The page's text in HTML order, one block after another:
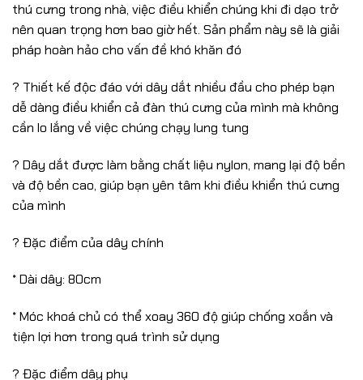
thú cưng trong nhà, việc điều khiển chúng khi đi dạo trở
nên quan trọng hơn bao giờ hết. Sản phẩm này sẽ là giải
pháp hoàn hảo cho vấn đề khó khăn đó
? Thiết kế độc đáo với dây dắt nhiều đầu cho phép bạn
dễ dàng điều khiển cả đàn thú cưng của mình mà không
cần lo lắng về việc chúng chạy lung tung
? Dây dắt được làm bằng chất liệu nylon, mang lại độ bền
và độ bền cao, giúp bạn yên tâm khi điều khiển thú cưng
của mình
? Đặc điểm của dây chính
* Dài dây: 80cm
* Móc khoá chủ có thể xoay 360 độ giúp chống xoắn và
tiện lợi hơn trong quá trình sử dụng
? Đặc điểm dây phụ